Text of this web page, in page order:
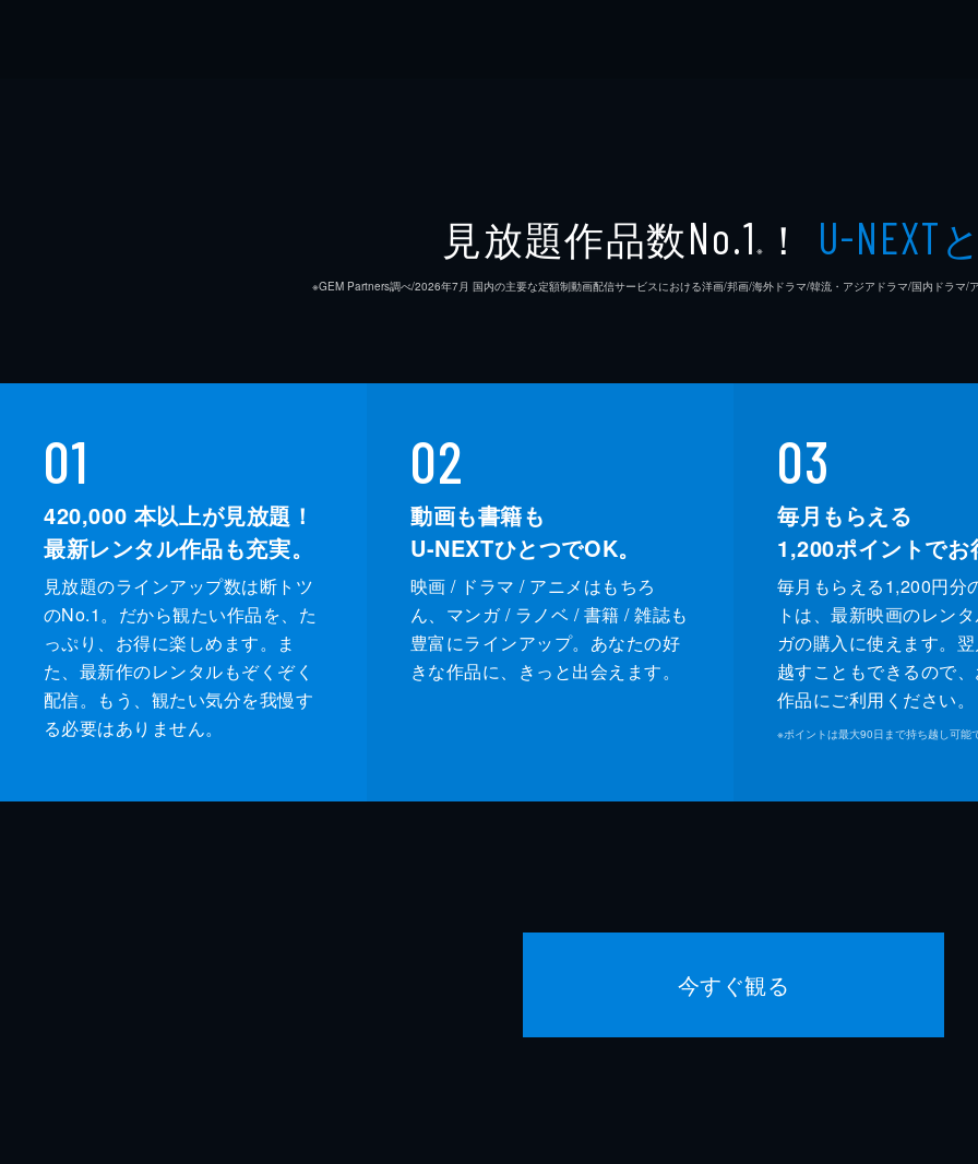
見放題作品数No.1 ※ ！ U-NEXT
※GEM Partners調べ/2026年7⽉ 国内の主要な定額制動画配信サービスにおける洋画/邦画/海外ドラマ/韓流・アジアドラマ/国内ドラマ/
01
420,000 本以上が見放題！
最新レンタル作品も充実。
見放題のラインアップ数は断トツ
のNo.1。だから観たい作品を、た
っぷり、お得に楽しめます。ま
た、最新作のレンタルもぞくぞく
配信。もう、観たい気分を我慢す
る必要はありません。
02
動画も書籍も
U-NEXTひとつでOK。
映画 / ドラマ / アニメはもちろ
ん、マンガ / ラノベ / 書籍 / 雑誌も
豊富にラインアップ。あなたの好
きな作品に、きっと出会えます。
03
毎月もらえる
1,200ポイントでお
毎月もらえる1,200円分
トは、最新映画のレン
ガの購入に使えます。
越すこともできるので
作品にご利用ください。
※ポイントは最大90日まで持ち越し可能
今すぐ観る